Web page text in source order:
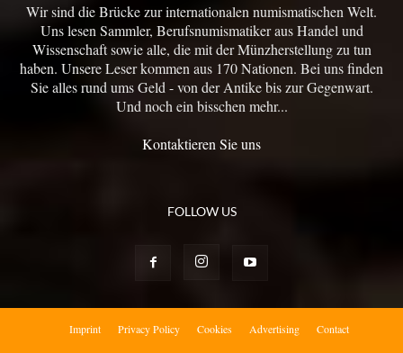
Wir sind die Brücke zur internationalen numismatischen Welt.
Uns lesen Sammler, Berufsnumismatiker aus Handel und
Wissenschaft sowie alle, die mit der Münzherstellung zu tun
haben. Unsere Leser kommen aus 170 Nationen. Bei uns finden
Sie alles rund ums Geld - von der Antike bis zur Gegenwart.
Und noch ein bisschen mehr...
Kontaktieren Sie uns
FOLLOW US
Imprint Privacy Policy Cookies Advertising Contact